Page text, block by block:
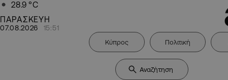
28.9 °C
ΠΑΡΑΣΚΕΥΗ
07.08.2026 15:51
Κύπρος Πολιτική